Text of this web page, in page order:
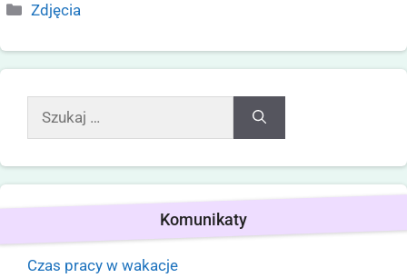
Zdjęcia
Komunikaty
Czas pracy w wakacje